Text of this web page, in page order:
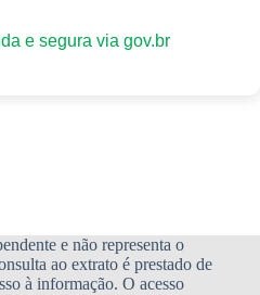
e segura via gov.br
e não representa o
ao extrato é prestado de
à informação. O acesso